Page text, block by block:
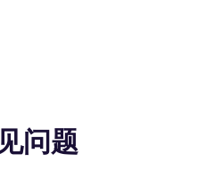
问题